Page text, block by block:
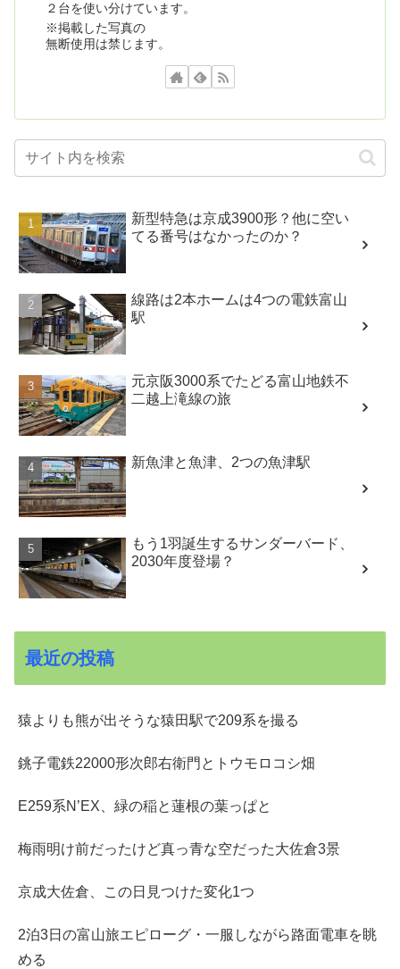
２台を使い分けています。
※掲載した写真の
無断使用は禁じます。
新型特急は京成3900形？他に空い
てる番号はなかったのか？
線路は2本ホームは4つの電鉄富山
駅
元京阪3000系でたどる富山地鉄不
二越上滝線の旅
新魚津と魚津、2つの魚津駅
もう1羽誕生するサンダーバード、
2030年度登場？
最近の投稿
猿よりも熊が出そうな猿田駅で209系を撮る
銚子電鉄22000形次郎右衛門とトウモロコシ畑
E259系N’EX、緑の稲と蓮根の葉っぱと
梅雨明け前だったけど真っ青な空だった大佐倉3景
京成大佐倉、この日見つけた変化1つ
2泊3日の富山旅エピローグ・一服しながら路面電車を眺
める